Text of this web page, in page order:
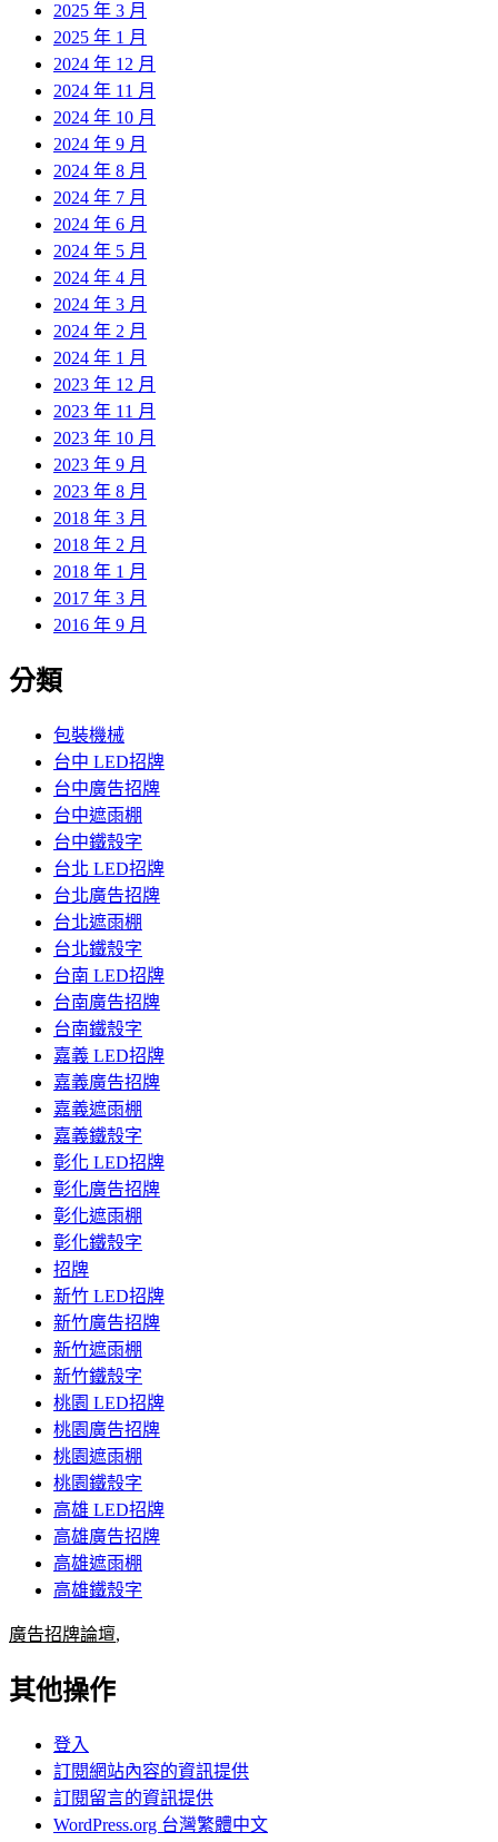
2025 年 3 月
2025 年 1 月
2024 年 12 月
2024 年 11 月
2024 年 10 月
2024 年 9 月
2024 年 8 月
2024 年 7 月
2024 年 6 月
2024 年 5 月
2024 年 4 月
2024 年 3 月
2024 年 2 月
2024 年 1 月
2023 年 12 月
2023 年 11 月
2023 年 10 月
2023 年 9 月
2023 年 8 月
2018 年 3 月
2018 年 2 月
2018 年 1 月
2017 年 3 月
2016 年 9 月
分類
包裝機械
台中 LED招牌
台中廣告招牌
台中遮雨棚
台中鐵殼字
台北 LED招牌
台北廣告招牌
台北遮雨棚
台北鐵殼字
台南 LED招牌
台南廣告招牌
台南鐵殼字
嘉義 LED招牌
嘉義廣告招牌
嘉義遮雨棚
嘉義鐵殼字
彰化 LED招牌
彰化廣告招牌
彰化遮雨棚
彰化鐵殼字
招牌
新竹 LED招牌
新竹廣告招牌
新竹遮雨棚
新竹鐵殼字
桃園 LED招牌
桃園廣告招牌
桃園遮雨棚
桃園鐵殼字
高雄 LED招牌
高雄廣告招牌
高雄遮雨棚
高雄鐵殼字
廣告招牌論壇,
其他操作
登入
訂閱網站內容的資訊提供
訂閱留言的資訊提供
WordPress.org 台灣繁體中文